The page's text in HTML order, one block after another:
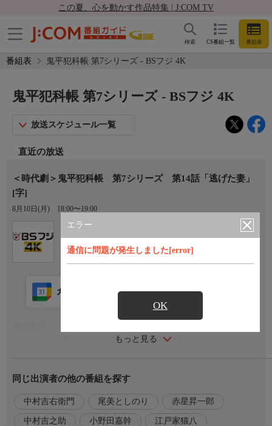
この夏、心を動かす作品特集 | J:COM TV
CS番組一覧 番組表
検索
番組表 鬼平犯科帳 第7シリーズ - BSフジ 4K
エラー
通信に問題が発生しました[error]
OK
鬼平犯科帳 第7シリーズ - BSフジ 4K
放送スケジュール一覧
直近の放送
＜時代劇＞鬼平犯科帳 第7シリーズ 第14話「逃げた妻」
[字]
8月10日(月) 18:00〜19:00
Ch.181
BSフジ 4K
もっと見る
カレンダー登録 アプリ視聴
ある雪の日の夜、火付盗賊改方は与力・小林金弥（中村歌昇）の
平蔵（中村吉右衛門）は、最近よく、若い同心の三井忠次郎（中
村吉之助）を連れて市中見回りに出る。
自分の役目を奪われたようで、忠吾（尾美としのり）は面白くな
い…。
同じ出演者の他の番組を探す
中村吉右衛門 尾美としのり 赤星昇一郎
中村吉之助 小野田嘉幹 江戸家猫八